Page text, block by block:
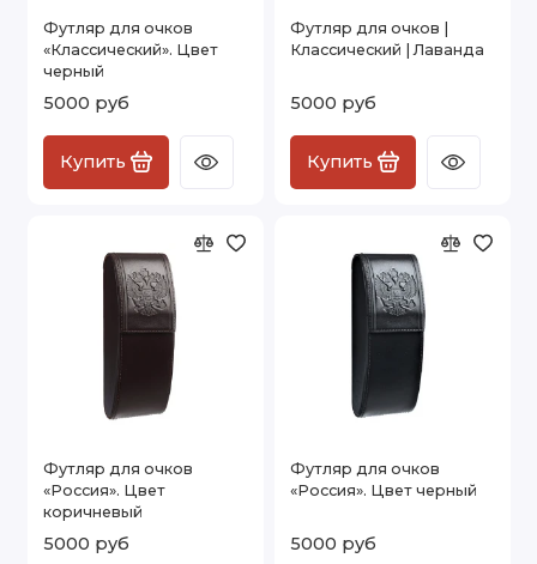
Футляр для очков
«Классический». Цвет
черный
5000 руб
Купить
Футляр для очков |
Классический | Лаванда
5000 руб
Купить
Футляр для очков
«Россия». Цвет
коричневый
5000 руб
Футляр для очков
«Россия». Цвет черный
5000 руб